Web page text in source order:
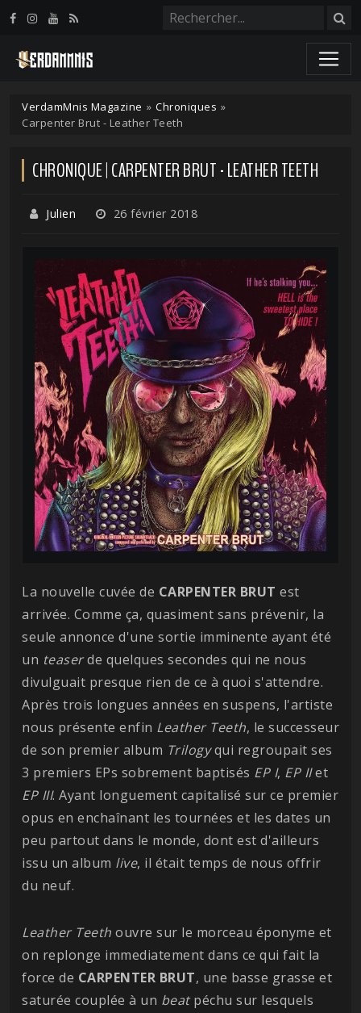
VerdamMnis Magazine » Chroniques »
Carpenter Brut - Leather Teeth
CHRONIQUE | CARPENTER BRUT - LEATHER TEETH
Julien 26 février 2018
La nouvelle cuvée de CARPENTER BRUT est
arrivée. Comme ça, quasiment sans prévenir, la
seule annonce d'une sortie imminente ayant été
un teaserde quelques secondes qui ne nous
divulguait presque rien de ce à quoi s'attendre.
Après trois longues années en suspens, l'artiste
nous présente enfin Leather Teeth, le successeur
de son premier album Trilogyqui regroupait ses
3 premiers EPs sobrement baptisés EP I, EP IIet
EP III. Ayant longuement capitalisé sur ce premier
opus en enchaînant les tournées et les dates un
peu partout dans le monde, dont est d'ailleurs
issu un album live, il était temps de nous offrir
du neuf.
Leather Teeth ouvre sur le morceau éponyme et
on replonge immediatement dans ce qui fait la
force de CARPENTER BRUT, une basse grasse et
saturée couplée à un beatpéchu sur lesquels
Panneau de gestion des cookies